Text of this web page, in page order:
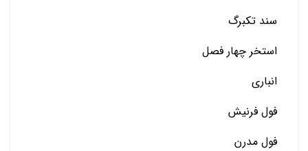
سند تکبرگ
استخر چهار فصل
انباری
فول فرنیش
فول مدرن